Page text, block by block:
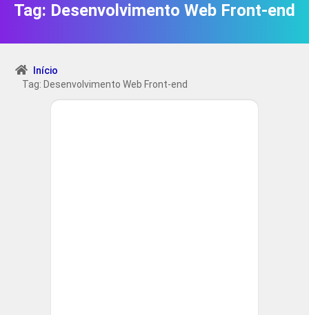
Tag: Desenvolvimento Web Front-end
Início
Tag: Desenvolvimento Web Front-end